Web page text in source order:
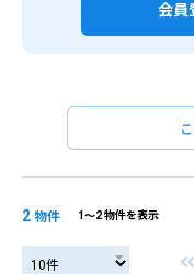
会員
2 物件 1〜2 物件を表示